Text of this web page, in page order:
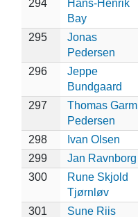
294
Hans-Henrik
Bay
295
Jonas
Pedersen
296
Jeppe
Bundgaard
297
Thomas Garm
Pedersen
298 Ivan Olsen
299
Jan Ravnborg
300
Rune Skjold
Tjørnløv
301 Sune Riis